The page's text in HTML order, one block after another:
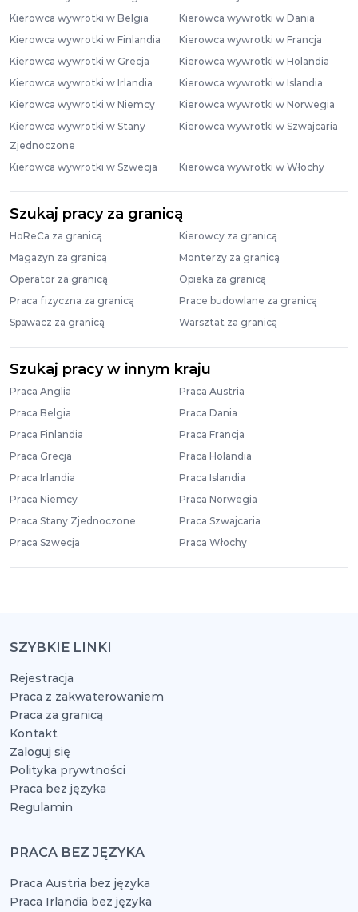
Kierowca wywrotki w Belgia
Kierowca wywrotki w Dania
Kierowca wywrotki w Finlandia
Kierowca wywrotki w Francja
Kierowca wywrotki w Grecja
Kierowca wywrotki w Holandia
Kierowca wywrotki w Irlandia
Kierowca wywrotki w Islandia
Kierowca wywrotki w Niemcy
Kierowca wywrotki w Norwegia
Kierowca wywrotki w Stany
Zjednoczone
Kierowca wywrotki w Szwajcaria
Kierowca wywrotki w Szwecja Kierowca wywrotki w Włochy
Szukaj pracy za granicą
HoReCa za granicą
Kierowcy za granicą
Magazyn za granicą
Monterzy za granicą
Operator za granicą
Opieka za granicą
Praca fizyczna za granicą
Prace budowlane za granicą
Spawacz za granicą
Warsztat za granicą
Szukaj pracy w innym kraju
Praca Anglia
Praca Austria
Praca Belgia
Praca Dania
Praca Finlandia
Praca Francja
Praca Grecja
Praca Holandia
Praca Irlandia
Praca Islandia
Praca Niemcy
Praca Norwegia
Praca Stany Zjednoczone
Praca Szwajcaria
Praca Szwecja
Praca Włochy
SZYBKIE LINKI
Rejestracja
Praca z zakwaterowaniem
Praca za granicą
Kontakt
Zaloguj się
Polityka prywtności
Praca bez języka
Regulamin
PRACA BEZ JĘZYKA
Praca Austria bez języka
Praca Irlandia bez języka